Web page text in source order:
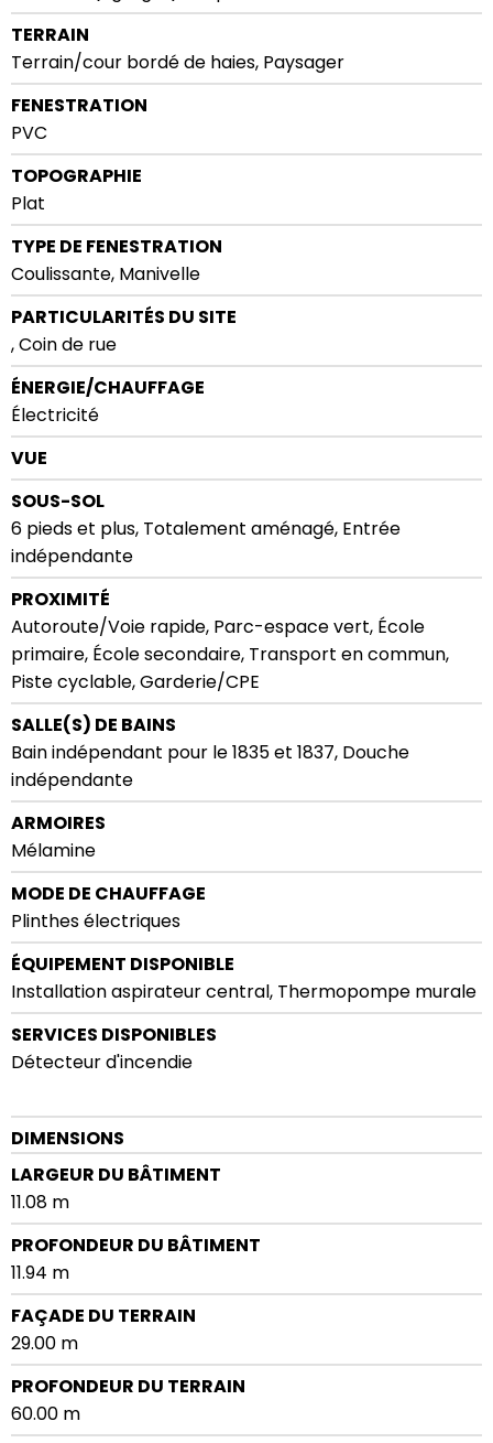
TERRAIN
Terrain/cour bordé de haies, Paysager
FENESTRATION
PVC
TOPOGRAPHIE
Plat
TYPE DE FENESTRATION
Coulissante, Manivelle
PARTICULARITÉS DU SITE
, Coin de rue
ÉNERGIE/CHAUFFAGE
Électricité
VUE
SOUS-SOL
6 pieds et plus, Totalement aménagé, Entrée
indépendante
PROXIMITÉ
Autoroute/Voie rapide, Parc-espace vert, École
primaire, École secondaire, Transport en commun,
Piste cyclable, Garderie/CPE
SALLE(S) DE BAINS
Bain indépendant pour le 1835 et 1837, Douche
indépendante
ARMOIRES
Mélamine
MODE DE CHAUFFAGE
Plinthes électriques
ÉQUIPEMENT DISPONIBLE
Installation aspirateur central, Thermopompe murale
SERVICES DISPONIBLES
Détecteur d'incendie
DIMENSIONS
LARGEUR DU BÂTIMENT
11.08 m
PROFONDEUR DU BÂTIMENT
11.94 m
FAÇADE DU TERRAIN
29.00 m
PROFONDEUR DU TERRAIN
60.00 m